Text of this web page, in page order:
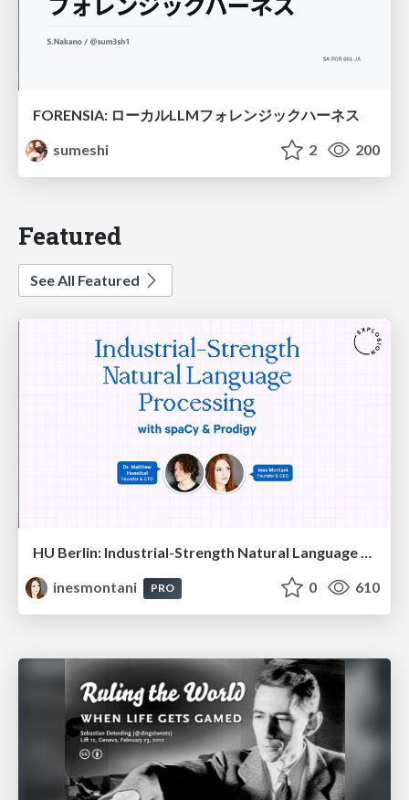
FORENSIA: ローカルLLMフォレンジックハーネス
sumeshi
2 200
Featured
See All Featured
HU Berlin: Industrial-Strength Natural Language Processing with spaCy and Prodigy
inesmontani
PRO 0 610